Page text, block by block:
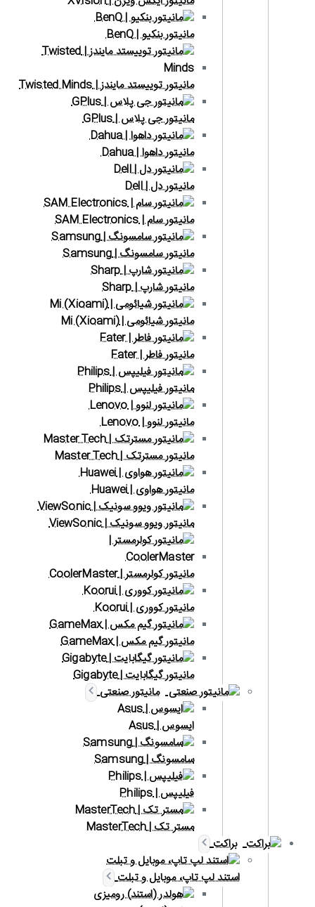
مانیتور بنکیو | BenQ
مانیتور توییستد مایندز | Twisted Minds
مانیتور جی پلاس | GPlus
مانیتور داهوا | Dahua
مانیتور دل | Dell
مانیتور سام | SAM Electronics
مانیتور سامسونگ | Samsung
مانیتور شارپ | Sharp
مانیتور شیائومی | Mi (Xioami)
مانیتور فاطر | Fater
مانیتور فیلیپس | Philips
مانیتور لنوو | Lenovo
مانیتور مسترتک | Master Tech
مانیتور هواوی | Huawei
مانیتور ویوو سونیک | ViewSonic
مانیتور کولرمستر | CoolerMaster
مانیتور کووری | Koorui
مانیتور گیم مکس | GameMax
مانیتور گیگابایت | Gigabyte
مانیتور صنعتی
ایسوس | Asus
سامسونگ | Samsung
فیلیپس | Philips
مستر تک | MasterTech
براکت
استند لپ تاپ، موبایل و تبلت